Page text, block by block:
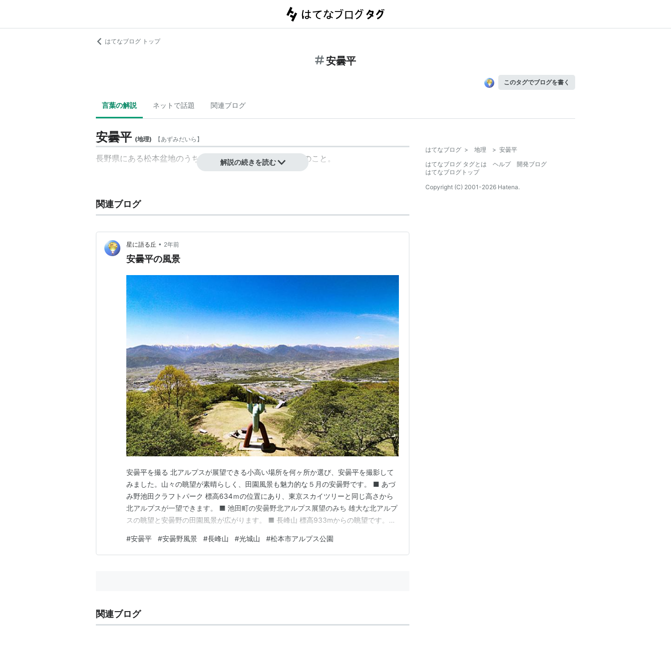
はてなブログ トップ
安曇平
このタグでブログを書く
言葉の解説 ネットで話題 関連ブログ
安曇平 (地理) 【あずみだいら 】
長野県にある松本盆地のうち、安曇野市、池田町、松川村のこと。
解説の続きを読む
関連ブログ
星に語る丘 • 2年前
安曇平の風景
安曇平を撮る 北アルプスが展望できる小高い場所を何ヶ所か選び、安曇平を撮影して
みました。山々の眺望が素晴らしく、田園風景も魅力的な５月の安曇野です。 ■ あづ
み野池田クラフトパーク 標高634ｍの位置にあり、東京スカイツリーと同じ高さから
北アルプスが一望できます。 ■ 池田町の安曇野北アルプス展望のみち 雄大な北アルプ
スの眺望と安曇野の田園風景が広がります。 ■ 長峰山 標高933mからの眺望です。北
う途中で足を止めました。光城山手前の分岐点からの撮影です。 ■ 光城山 標高912m
からの景色です。 ■ 命と平和…
#安曇平 #安曇野風景 #長峰山 #光城山 #松本市アルプス公園
関連ブログ
はてなブログ > 地理 > 安曇平
はてなブログ タグとは
ヘルプ
開発ブログ
はてなブログトップ
Copyright (C) 2001-2026 Hatena.